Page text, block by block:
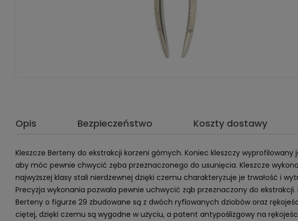
Opis Bezpieczeństwo Koszty dostawy
Kleszcze Berteny do ekstrakcji korzeni górnych. Koniec kleszczy wyprofilowany
aby móc pewnie chwycić zęba przeznaczonego do usunięcia. Kleszcze
najwyższej klasy stali nierdzewnej dzięki czemu charakteryzuje je trwałość i
Precyzja wykonania pozwala pewnie uchwycić ząb przeznaczony do ekstrakcji.
Berteny o figurze 29 zbudowane są z dwóch ryflowanych dziobów oraz
ciętej, dzięki czemu są wygodne w użyciu, a patent antypoślizgowy na